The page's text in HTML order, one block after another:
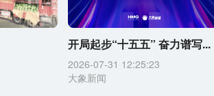
开局起步“十五五” 奋力谱写...
2026-07-31 12:25:23
大象新闻